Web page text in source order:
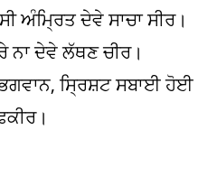
ਅੰਮ੍ਰਿਤ ਦੇਵੇ ਸਾਚਾ ਸੀਰ।
ਨਾ ਦੇਵੇ ਲੱਥਣ ਚੀਰ।
ਸ੍ਰਿਸ਼ਟ ਸਬਾਈ ਹੋਈ